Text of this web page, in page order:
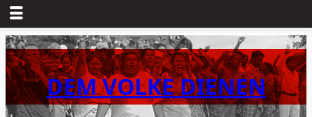
Zum
Inhalt
springenDEM VOLKE DIENEN